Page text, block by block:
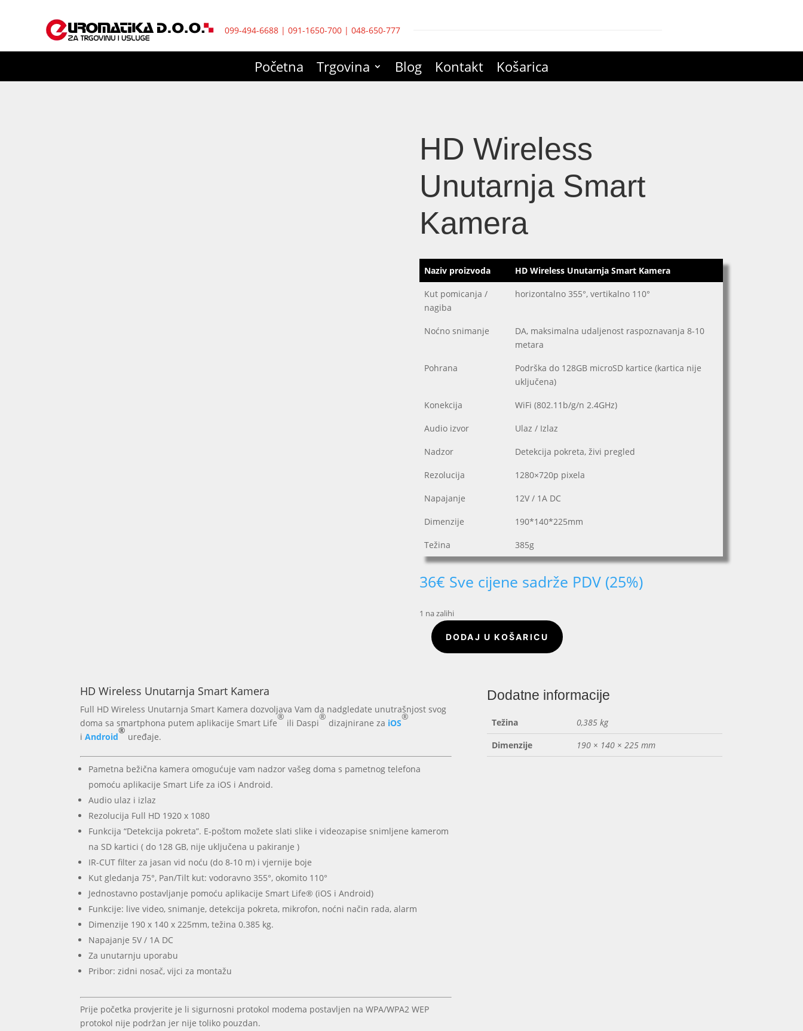
099-494-6688 |091-1650-700 |048-650-777
Početna Trgovina Blog Kontakt Košarica
HD Wireless
Unutarnja Smart
Kamera
Naziv proizvoda HD Wireless Unutarnja Smart Kamera
Kut pomicanja /
nagiba
horizontalno 355°, vertikalno 110°
Noćno snimanje
DA, maksimalna udaljenost raspoznavanja 8-10
metara
Pohrana
Podrška do 128GB microSD kartice (kartica nije
uključena)
Konekcija WiFi (802.11b/g/n 2.4GHz)
Audio izvor Ulaz / Izlaz
Nadzor Detekcija pokreta, živi pregled
Rezolucija 1280×720p pixela
Napajanje 12V / 1A DC
Dimenzije 190*140*225mm
Težina 385g
36€ Sve cijene sadrže PDV (25%)
1 na zalihi
Wireless
količina
DODAJ U KOŠARICU
HD Wireless Unutarnja Smart Kamera
Full HD Wireless Unutarnja Smart Kamera dozvoljava Vam da nadgledate unutrašnjost svog
doma sa smartphona putem aplikacije Smart Life
®
ili Daspi
®
dizajnirane za iOS
®
iAndroid
®
uređaje.
Pametna bežična kamera omogućuje vam nadzor vašeg doma s pametnog telefona
pomoću aplikacije Smart Life za iOS i Android.
Audio ulaz i izlaz
Rezolucija Full HD 1920 x 1080
Funkcija “Detekcija pokreta”. E-poštom možete slati slike i videozapise snimljene kamerom
na SD kartici ( do 128 GB, nije uključena u pakiranje )
IR-CUT filter za jasan vid noću (do 8-10 m) i vjernije boje
Kut gledanja 75°, Pan/Tilt kut: vodoravno 355°, okomito 110°
Jednostavno postavljanje pomoću aplikacije Smart Life® (iOS i Android)
Funkcije: live video, snimanje, detekcija pokreta, mikrofon, noćni način rada, alarm
Dimenzije 190 x 140 x 225mm, težina 0.385 kg.
Napajanje 5V / 1A DC
Za unutarnju uporabu
Pribor: zidni nosač, vijci za montažu
Prije početka provjerite je li sigurnosni protokol modema postavljen na WPA/WPA2 WEP
protokol nije podržan jer nije toliko pouzdan.
Dodatne informacije
Težina
0,385 kg
Dimenzije
190 × 140 × 225 mm